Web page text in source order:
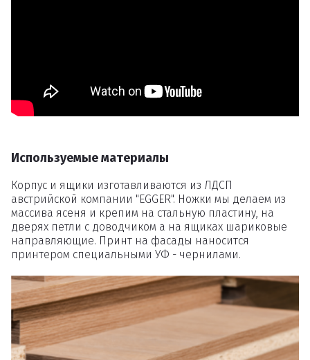
Используемые материалы
Корпус и ящики изготавливаются из ЛДСП
австрийской компании "EGGER". Ножки мы делаем из
массива ясеня и крепим на стальную пластину, на
дверях петли с доводчиком а на ящиках шариковые
направляющие. Принт на фасады наносится
принтером специальными УФ - чернилами.
Удалить